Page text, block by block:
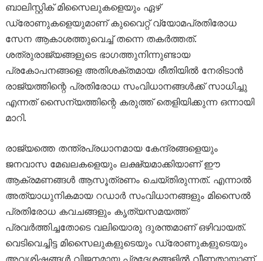
ബാലിസ്റ്റിക് മിസൈലുകളെയും ഏഴ്
ഡ്രോണുകളെയുമാണ് കുവൈറ്റ് വ്യോമപ്രതിരോധ
സേന ആകാശത്തുവെച്ച് തന്നെ തകർത്തത്.
ശത്രുരാജ്യങ്ങളുടെ ഭാഗത്തുനിന്നുണ്ടായ
പ്രകോപനങ്ങളെ അതിശക്തമായ രീതിയിൽ നേരിടാൻ
രാജ്യത്തിന്റെ പ്രതിരോധ സംവിധാനങ്ങൾക്ക് സാധിച്ചു
എന്നത് സൈന്യത്തിന്റെ കരുത്ത് തെളിയിക്കുന്ന ഒന്നായി
മാറി.
രാജ്യത്തെ തന്ത്രപ്രധാനമായ കേന്ദ്രങ്ങളെയും
ജനവാസ മേഖലകളെയും ലക്ഷ്യമാക്കിയാണ് ഈ
ആക്രമണങ്ങൾ ആസൂത്രണം ചെയ്തിരുന്നത്. എന്നാൽ
അത്യാധുനികമായ റഡാർ സംവിധാനങ്ങളും മിസൈൽ
പ്രതിരോധ കവചങ്ങളും കൃത്യസമയത്ത്
പ്രവർത്തിച്ചതോടെ വലിയൊരു ദുരന്തമാണ് ഒഴിവായത്.
വെടിവെച്ചിട്ട മിസൈലുകളുടെയും ഡ്രോണുകളുടെയും
അവശിഷ്ടങ്ങൾ വിജനമായ പ്രദേശങ്ങളിൽ വീണതായാണ്